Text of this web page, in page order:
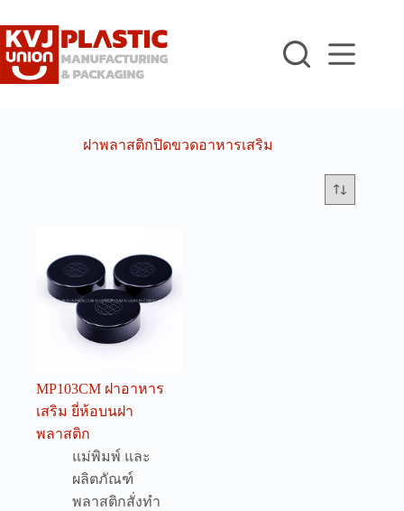
to
content
ฝาพลาสติกปิดขวดอาหารเสริม
MP103CM ฝาอาหาร
เสริม ยี่ห้อบนฝา
พลาสติก
แม่พิมพ์ และ
ผลิตภัณฑ์
พลาสติกสั่งทำ